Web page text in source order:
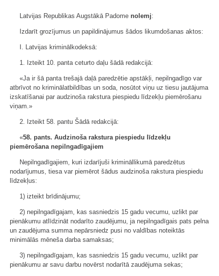
Latvijas Republikas Augstākā Padome nolemj:
Izdarīt grozījumus un papildinājumus šādos likumdošanas aktos:
I. Latvijas kriminālkodeksā:
1. Izteikt 10. panta ceturto daļu šādā redakcijā:
«Ja ir šā panta trešajā daļā paredzētie apstākļi, nepilngadīgo var
atbrīvot no kriminālatbildības un soda, nosūtot viņu uz tiesu jautājuma
izskatīšanai par audzinoša rakstura piespiedu līdzekļu piemērošanu
viņam.»
2. Izteikt 58. pantu Šādā redakcijā:
«58. pants. Audzinoša rakstura piespiedu līdzekļu
piemērošana nepilngadīgajiem
Nepilngadīgajiem, kuri izdarījuši krimināllikumā paredzētus
nodarījumus, tiesa var piemērot šādus audzinoša rakstura piespiedu
līdzekļus:
1) izteikt brīdinājumu;
2) nepilngadīgajam, kas sasniedzis 15 gadu vecumu, uzlikt par
pienākumu atlīdzināt nodarīto zaudējumu, ja nepilngadīgais pats pelna
un zaudējuma summa nepārsniedz pusi no valdības noteiktās
minimālās mēneša darba samaksas;
3) nepilngadīgajam, kas sasniedzis 15 gadu vecumu, uzlikt par
pienākumu ar savu darbu novērst nodarītā zaudējuma sekas;